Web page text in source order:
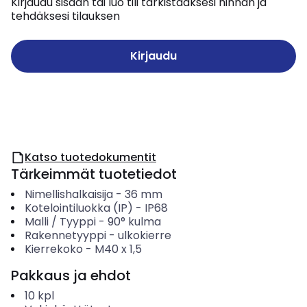
tehdäksesi tilauksen
Kirjaudu
Katso tuotedokumentit
Tärkeimmät tuotetiedot
Nimellishalkaisija- 36 mm
Kotelointiluokka (IP) - IP68
Malli / Tyyppi- 90° kulma
Rakennetyyppi- ulkokierre
Kierrekoko - M40 x 1,5
Pakkaus ja ehdot
10 kpl